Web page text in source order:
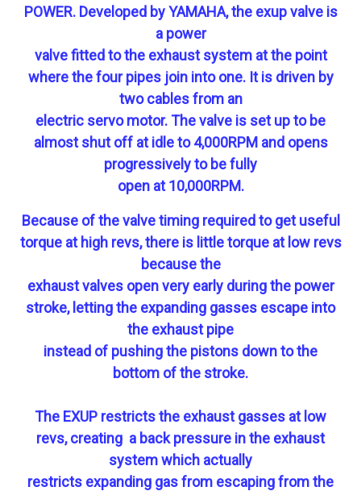
POWER. Developed by YAMAHA, the exup valve is
a power
valve fitted to the exhaust system at the point
where the four pipes join into one. It is driven by
two cables from an
electric servo motor. The valve is set up to be
almost shut off at idle to 4,000RPM and opens
progressively to be fully
open at 10,000RPM.
Because of the valve timing required to get useful
torque at high revs, there is little torque at low revs
because the
exhaust valves open very early during the power
stroke, letting the expanding gasses escape into
the exhaust pipe
instead of pushing the pistons down to the
bottom of the stroke.
The EXUP restricts the exhaust gasses at low
revs, creating a back pressure in the exhaust
system which actually
restricts expanding gas from escaping from the